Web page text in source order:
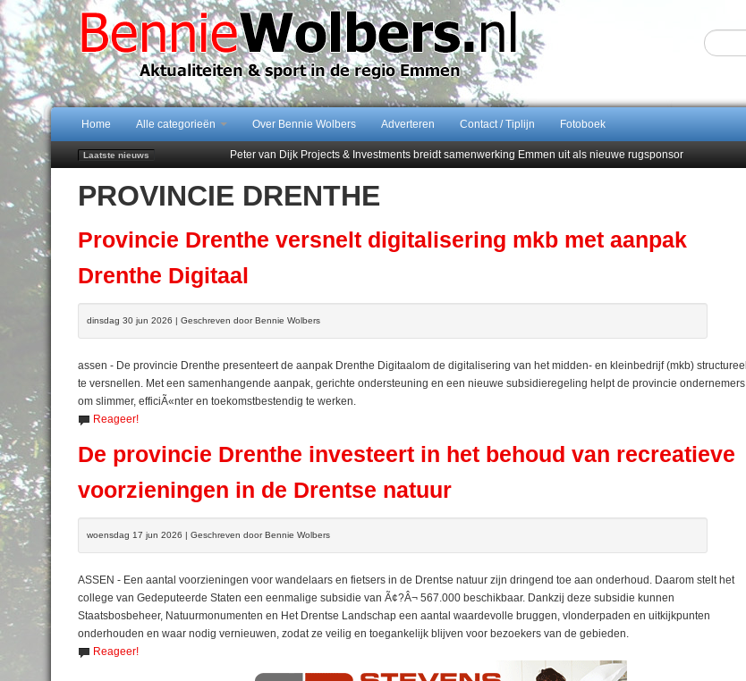
Home Alle categorieën Over Bennie Wolbers Adverteren Contact / Tiplijn Fotoboek
Laatste nieuws
Peter van Dijk Projects & Investments breidt samenwerking Emmen uit als nieuwe rugsponsor
102 kaarsen voor eeuwling Mieke Sijbom-Maatje
Emmen wint op Open Dag overtuigend van Almere City
PROVINCIE DRENTHE
Provincie Drenthe versnelt digitalisering mkb met aanpak
Drenthe Digitaal
dinsdag 30 jun 2026 | Geschreven door Bennie Wolbers
assen - De provincie Drenthe presenteert de aanpak Drenthe Digitaalom de digitalisering van het midden- en kleinbedrijf (mkb) structureel
te versnellen. Met een samenhangende aanpak, gerichte ondersteuning en een nieuwe subsidieregeling helpt de provincie ondernemers
om slimmer, efficiÃ«nter en toekomstbestendig te werken.
Reageer!
De provincie Drenthe investeert in het behoud van recreatieve
voorzieningen in de Drentse natuur
woensdag 17 jun 2026 | Geschreven door Bennie Wolbers
ASSEN - Een aantal voorzieningen voor wandelaars en fietsers in de Drentse natuur zijn dringend toe aan onderhoud. Daarom stelt het
college van Gedeputeerde Staten een eenmalige subsidie van Ã¢?Â¬ 567.000 beschikbaar. Dankzij deze subsidie kunnen
Staatsbosbeheer, Natuurmonumenten en Het Drentse Landschap een aantal waardevolle bruggen, vlonderpaden en uitkijkpunten
onderhouden en waar nodig vernieuwen, zodat ze veilig en toegankelijk blijven voor bezoekers van de gebieden.
Reageer!